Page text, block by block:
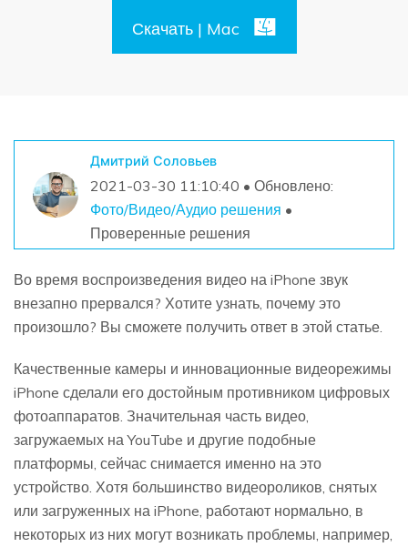
Информационный центр
Скачать | Mac
Дмитрий Соловьев
2021-03-30 11:10:40 • Обновлено:
Фото/Видео/Аудио решения •
Проверенные решения
Во время воспроизведения видео на iPhone звук
внезапно прервался? Хотите узнать, почему это
произошло? Вы сможете получить ответ в этой статье.
Качественные камеры и инновационные видеорежимы
iPhone сделали его достойным противником цифровых
фотоаппаратов. Значительная часть видео,
загружаемых на YouTube и другие подобные
платформы, сейчас снимается именно на это
устройство. Хотя большинство видеороликов, снятых
или загруженных на iPhone, работают нормально, в
некоторых из них могут возникать проблемы, например,